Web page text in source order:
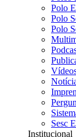
Polo
Polo
Polo
Sesc
Institucional